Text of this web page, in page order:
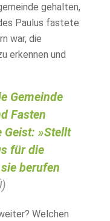
gehalten,
Paulus fastete
war, die
erkennen und
Gemeinde
Fasten
Geist: »Stellt
für die
berufen
Welchen